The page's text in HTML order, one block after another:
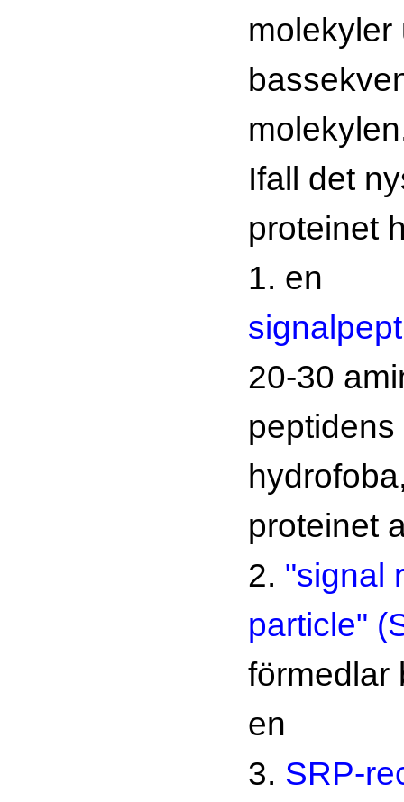
molekyler
Ifall det
proteinet
1. en
20-30
proteinet
2. "signal
particle"
förmedlar
en
3. SRP-